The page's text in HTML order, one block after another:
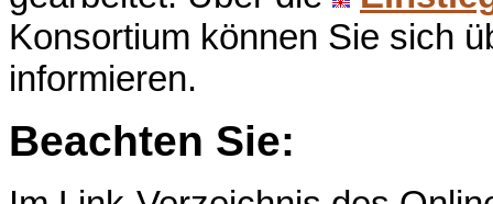
Konsortium können Sie sich
informieren.
Beachten Sie: